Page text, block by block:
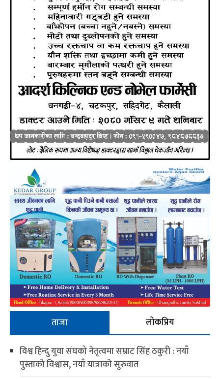
ताजा
लोकप्रिय
विश्व हिन्दु युवा संघको नेतृत्वमा सम्राट सिंह ठकुरी : नयाँ
पुस्ताको विश्वास, नयाँ यात्राको सुरुवात